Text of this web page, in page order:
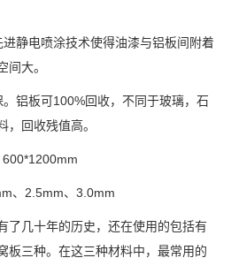
静电喷涂技术使得油漆与铝板间附着
间大。
铝板可100%回收，不同于玻璃，石
，回收残值高。
、2.5mm、3.0mm
了几十年的历史，还在使用的包括有
板三种。在这三种材料中，最常用的